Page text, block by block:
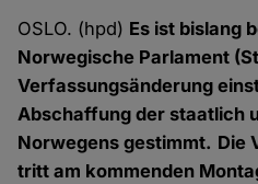
OSLO. (hpd) Es ist bislang
Norwegische Parlament
Verfassungsänderung
Abschaffung der staatlich
Norwegens gestimmt. Die
tritt am kommenden